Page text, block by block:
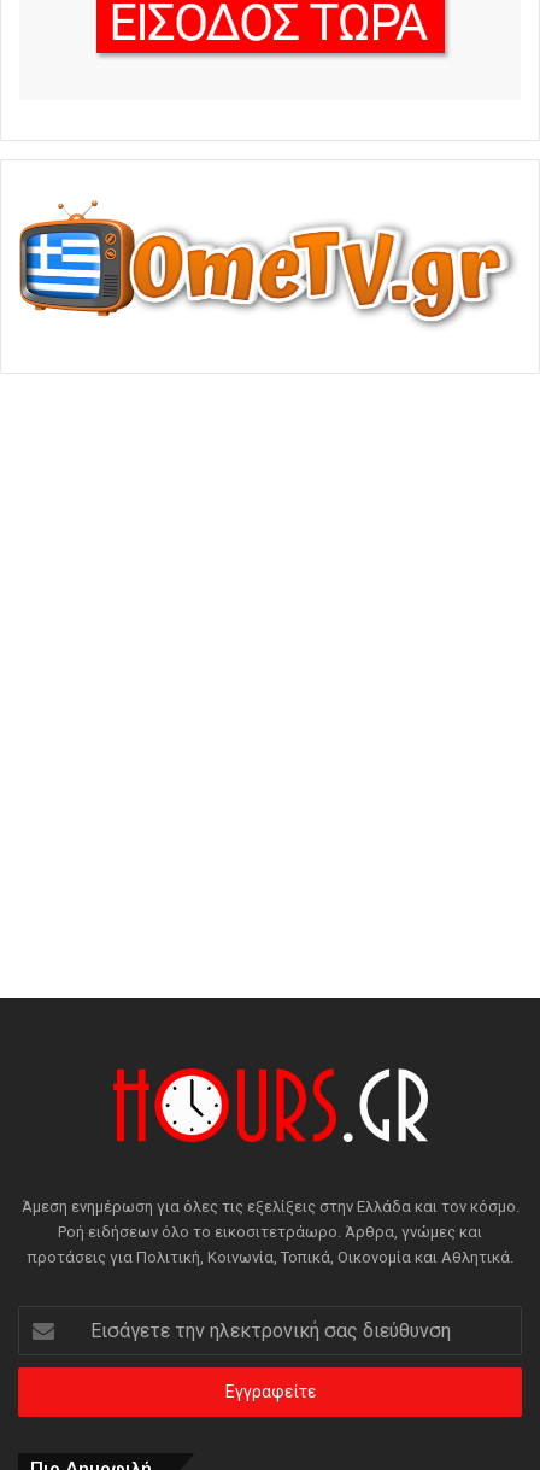
Άμεση ενημέρωση για όλες τις εξελίξεις στην Ελλάδα και τον κόσμο.
Ροή ειδήσεων όλο το εικοσιτετράωρο. Άρθρα, γνώμες και
προτάσεις για Πολιτική, Κοινωνία, Τοπικά, Οικονομία και Αθλητικά.
Εισάγετε
την
ηλεκτρονική
διεύθυνση